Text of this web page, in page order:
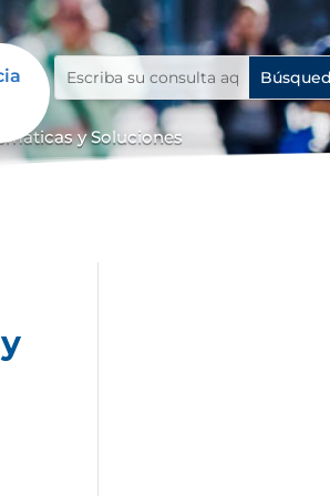
y Soluciones